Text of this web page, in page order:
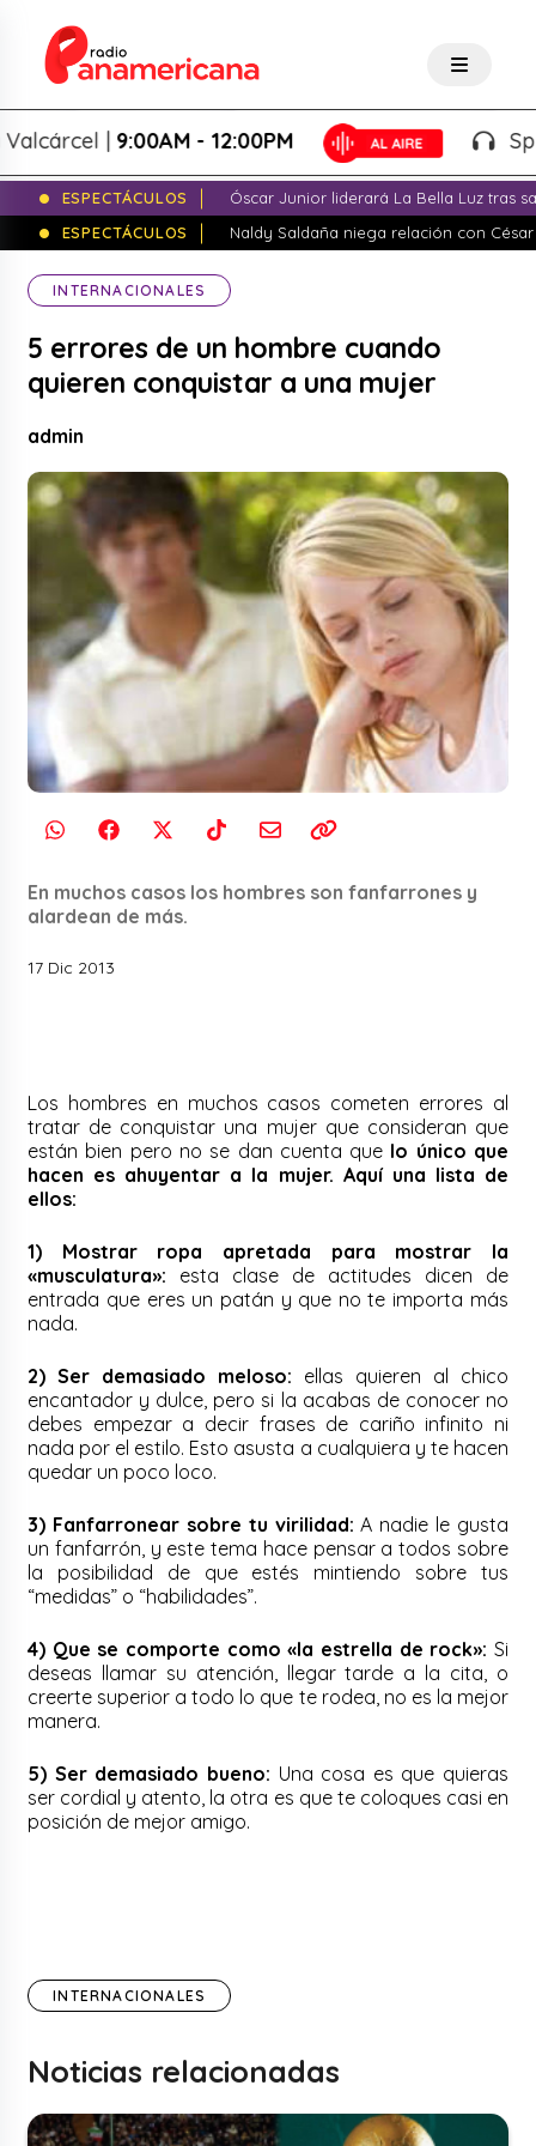
|9:00AM - 12:00PM
ESPECTÁCULOS
Óscar Junior liderará La Bella Luz tras
ESPECTÁCULOS
Naldy Saldaña niega relación con
INTERNACIONALES
5 errores de un hombre cuando
quieren conquistar a una mujer
admin
En muchos casos los hombres son fanfarrones y
alardean de más.
17 Dic 2013
Los hombres en muchos casos cometen errores al
tratar de conquistar una mujer que consideran que
están bien pero no se dan cuenta que lo único que
hacen es ahuyentar a la mujer. Aquí una lista de
ellos:
1) Mostrar ropa apretada para mostrar la
«musculatura»: esta clase de actitudes dicen de
entrada que eres un patán y que no te importa más
nada.
2) Ser demasiado meloso: ellas quieren al chico
encantador y dulce, pero si la acabas de conocer no
debes empezar a decir frases de cariño infinito ni
nada por el estilo. Esto asusta a cualquiera y te hacen
quedar un poco loco.
3) Fanfarronear sobre tu virilidad: A nadie le gusta
un fanfarrón, y este tema hace pensar a todos sobre
la posibilidad de que estés mintiendo sobre tus
“medidas” o “habilidades”.
4) Que se comporte como «la estrella de rock»: Si
deseas llamar su atención, llegar tarde a la cita, o
creerte superior a todo lo que te rodea, no es la mejor
manera.
5) Ser demasiado bueno: Una cosa es que quieras
ser cordial y atento, la otra es que te coloques casi en
posición de mejor amigo.
INTERNACIONALES
Noticias relacionadas